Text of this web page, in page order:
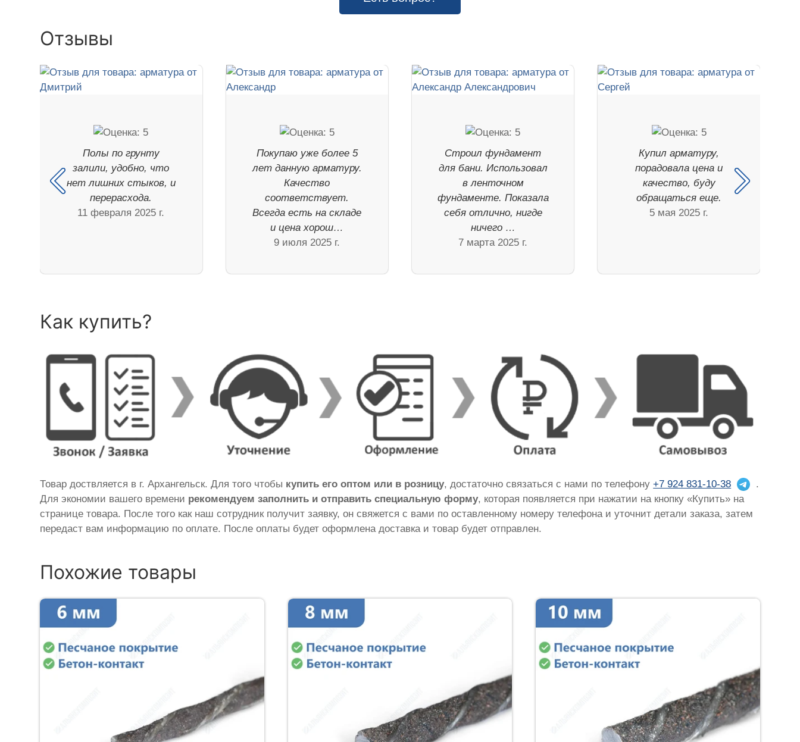
Отзывы
Полы по грунту
залили, удобно, что
нет лишних стыков, и
перерасхода.
11 февраля 2025 г.
Покупаю уже более 5
лет данную арматуру.
Качество
соответствует.
Всегда есть на складе
и цена хорош…
9 июля 2025 г.
Строил фундамент
для бани. Использовал
в ленточном
фундаменте. Показала
себя отлично, нигде
ничего …
7 марта 2025 г.
Купил арматуру,
порадовала цена и
качество, буду
обращаться еще.
5 мая 2025 г.
Как купить?
Товар доствляется в г. Архангельск. Для того чтобы купить его оптом или в розницу, достаточно связаться с нами по телефону+7 924 831-10-38
.
Для экономии вашего времени рекомендуем заполнить и отправить специальную форму, которая появляется при нажатии на кнопку «Купить» на
странице товара. После того как наш сотрудник получит заявку, он свяжется с вами по оставленному номеру телефона и уточнит детали заказа, затем
передаст вам информацию по оплате. После оплаты будет оформлена доставка и товар будет отправлен.
Похожие товары